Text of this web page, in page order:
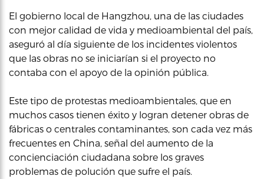
El gobierno local de Hangzhou, una de las ciudades
con mejor calidad de vida y medioambiental del país,
aseguró al día siguiente de los incidentes violentos
que las obras no se iniciarían si el proyecto no
contaba con el apoyo de la opinión pública.
Este tipo de protestas medioambientales, que en
muchos casos tienen éxito y logran detener obras de
fábricas o centrales contaminantes, son cada vez más
frecuentes en China, señal del aumento de la
concienciación ciudadana sobre los graves
problemas de polución que sufre el país.